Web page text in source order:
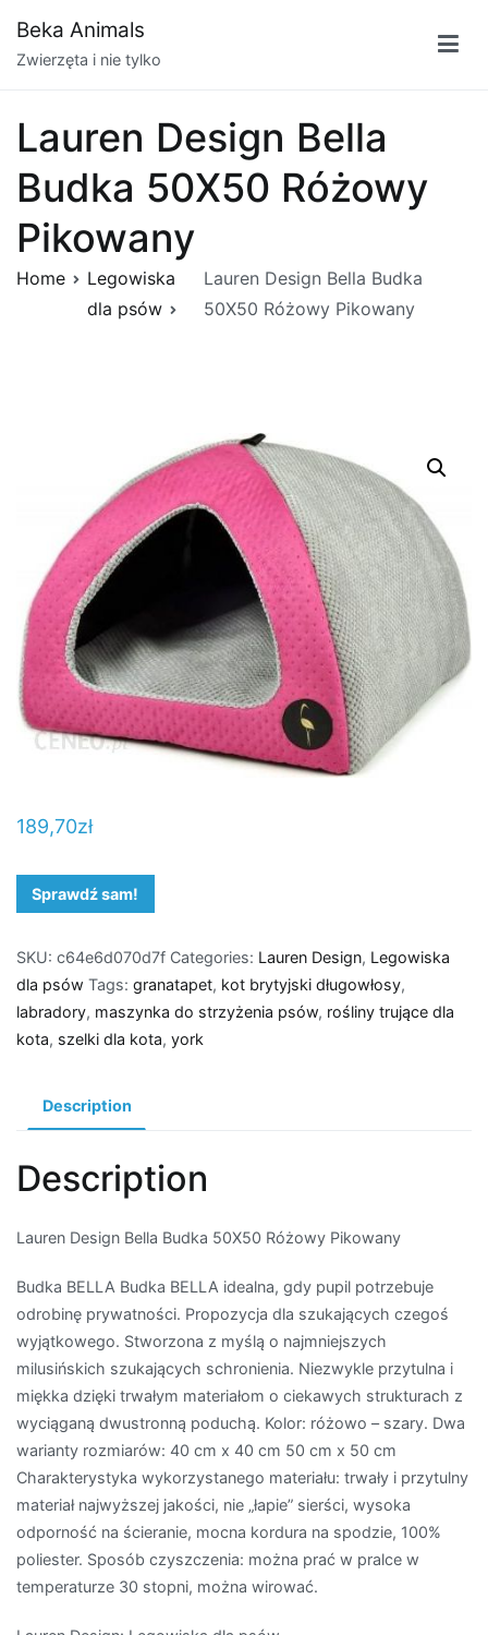
do
treści
Beka Animals
Zwierzęta i nie tylko
Lauren Design Bella
Budka 50X50 Różowy
Pikowany
Home
Legowiska
dla psów
Lauren Design Bella Budka
50X50 Różowy Pikowany
189,70zł
Sprawdź sam!
SKU: c64e6d070d7f Categories: Lauren Design, Legowiska
dla psów Tags: granatapet, kot brytyjski długowłosy,
labradory, maszynka do strzyżenia psów, rośliny trujące dla
kota, szelki dla kota, york
Description
Description
Lauren Design Bella Budka 50X50 Różowy Pikowany
Budka BELLA Budka BELLA idealna, gdy pupil potrzebuje
odrobinę prywatności. Propozycja dla szukających czegoś
wyjątkowego. Stworzona z myślą o najmniejszych
milusińskich szukających schronienia. Niezwykle przytulna i
miękka dzięki trwałym materiałom o ciekawych strukturach z
wyciąganą dwustronną poduchą. Kolor: różowo – szary. Dwa
warianty rozmiarów: 40 cm x 40 cm 50 cm x 50 cm
Charakterystyka wykorzystanego materiału: trwały i przytulny
materiał najwyższej jakości, nie „łapie” sierści, wysoka
odporność na ścieranie, mocna kordura na spodzie, 100%
poliester. Sposób czyszczenia: można prać w pralce w
temperaturze 30 stopni, można wirować.